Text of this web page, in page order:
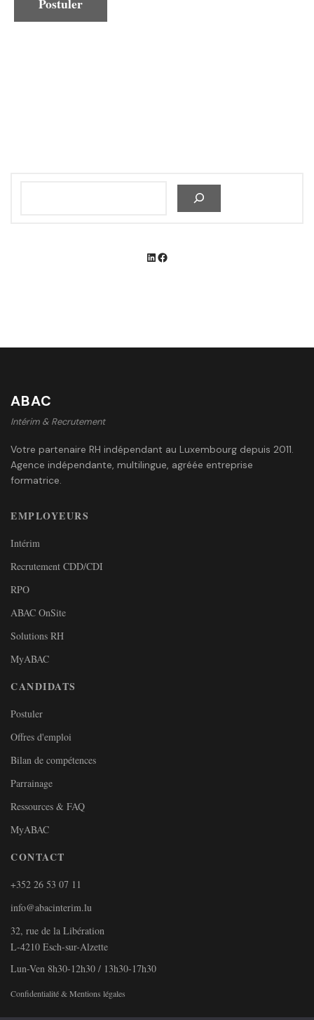
ABAC
Intérim & Recrutement
Votre partenaire RH indépendant au Luxembourg depuis 2011.
Agence indépendante, multilingue, agréée entreprise
formatrice.
EMPLOYEURS
Intérim
Recrutement CDD/CDI
RPO
ABAC OnSite
Solutions RH
MyABAC
CANDIDATS
Postuler
Offres d'emploi
Bilan de compétences
Parrainage
Ressources & FAQ
MyABAC
CONTACT
+352 26 53 07 11
info@abacinterim.lu
32, rue de la Libération
L-4210 Esch-sur-Alzette
Lun-Ven 8h30-12h30 / 13h30-17h30
Confidentialité & Mentions légales